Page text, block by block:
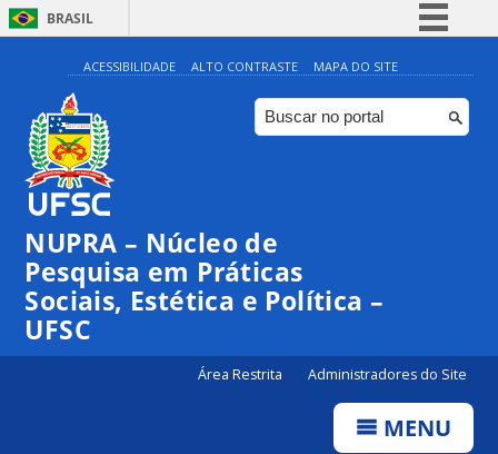
BRASIL
Simplifique!
Comunica BR
Participe
ACESSIBILIDADE ALTO CONTRASTE MAPA DO SITE
NUPRA – Núcleo de
Pesquisa em Práticas
Sociais, Estética e Política –
UFSC
Área Restrita Administradores do Site
MENU